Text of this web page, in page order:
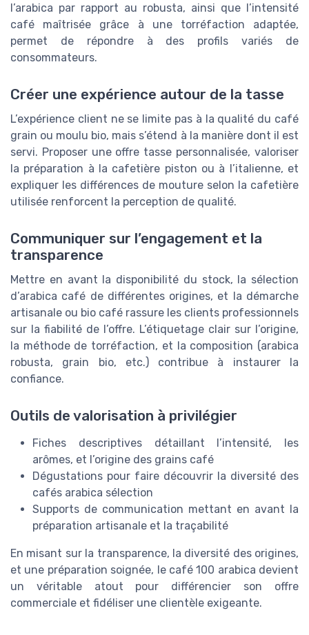
l’arabica par rapport au robusta, ainsi que l’intensité
café maîtrisée grâce à une torréfaction adaptée,
permet de répondre à des profils variés de
consommateurs.
Créer une expérience autour de la tasse
L’expérience client ne se limite pas à la qualité du café
grain ou moulu bio, mais s’étend à la manière dont il est
servi. Proposer une offre tasse personnalisée, valoriser
la préparation à la cafetière piston ou à l’italienne, et
expliquer les différences de mouture selon la cafetière
utilisée renforcent la perception de qualité.
Communiquer sur l’engagement et la
transparence
Mettre en avant la disponibilité du stock, la sélection
d’arabica café de différentes origines, et la démarche
artisanale ou bio café rassure les clients professionnels
sur la fiabilité de l’offre. L’étiquetage clair sur l’origine,
la méthode de torréfaction, et la composition (arabica
robusta, grain bio, etc.) contribue à instaurer la
confiance.
Outils de valorisation à privilégier
Fiches descriptives détaillant l’intensité, les
arômes, et l’origine des grains café
Dégustations pour faire découvrir la diversité des
cafés arabica sélection
Supports de communication mettant en avant la
préparation artisanale et la traçabilité
En misant sur la transparence, la diversité des origines,
et une préparation soignée, le café 100 arabica devient
un véritable atout pour différencier son offre
commerciale et fidéliser une clientèle exigeante.